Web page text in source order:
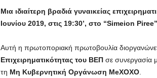
Μια ιδιαίτερη βραδιά γυναικείας
Ιουνίου 2019, στις 19:30’, στο “Simeion
Αυτή η πρωτοποριακή πρωτοβουλία
Επιχειρηματικότητας του ΒΕΠσε συνεργασία
τη Μη Κυβερνητική Οργάνωση MeXOXO.